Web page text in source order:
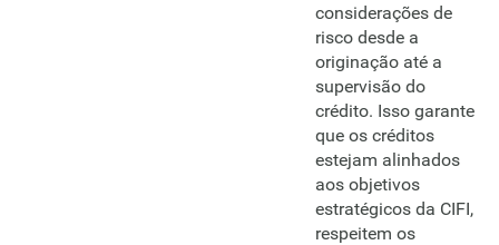
considerações de
risco desde a
originação até a
supervisão do
crédito. Isso garante
que os créditos
estejam alinhados
aos objetivos
estratégicos da CIFI,
respeitem os